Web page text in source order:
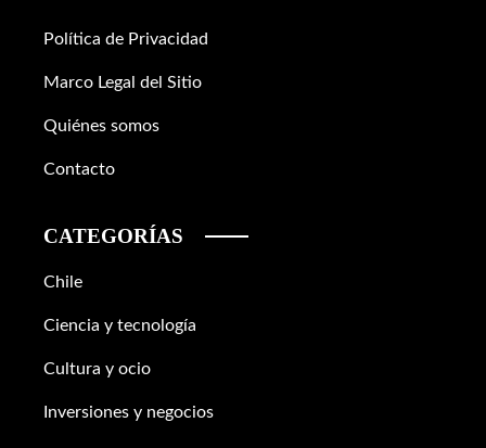
Política de Privacidad
Marco Legal del Sitio
Quiénes somos
Contacto
CATEGORÍAS
Chile
Ciencia y tecnología
Cultura y ocio
Inversiones y negocios